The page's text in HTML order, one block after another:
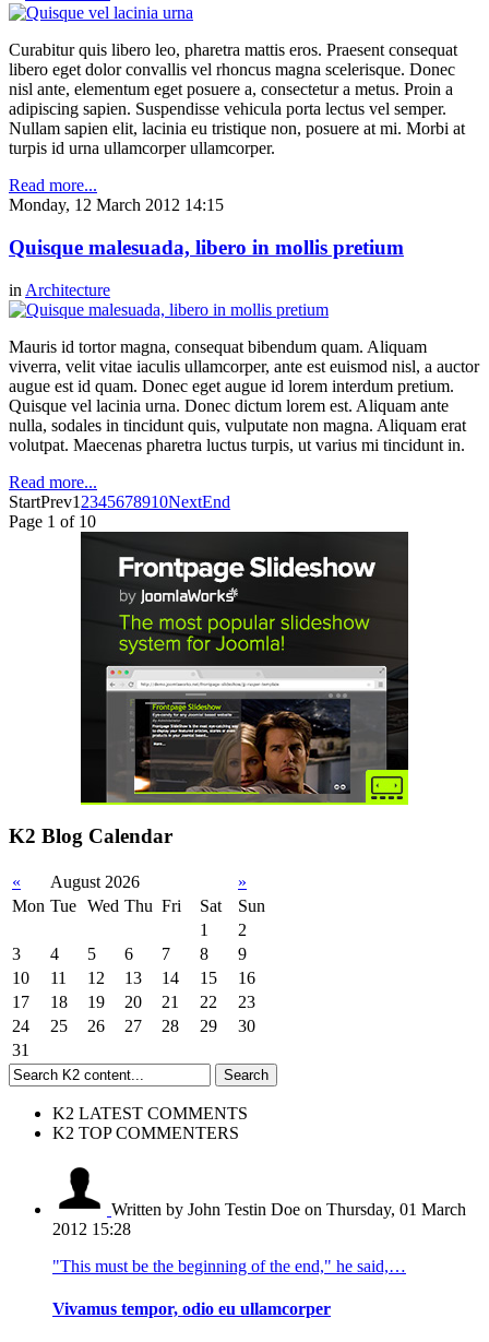
Curabitur quis libero leo, pharetra mattis eros. Praesent consequat
libero eget dolor convallis vel rhoncus magna scelerisque. Donec
nisl ante, elementum eget posuere a, consectetur a metus. Proin a
adipiscing sapien. Suspendisse vehicula porta lectus vel semper.
Nullam sapien elit, lacinia eu tristique non, posuere at mi. Morbi at
turpis id urna ullamcorper ullamcorper.
Read more...
Monday, 12 March 2012 14:15
Quisque malesuada, libero in mollis pretium
in Architecture
Mauris id tortor magna, consequat bibendum quam. Aliquam
viverra, velit vitae iaculis ullamcorper, ante est euismod nisl, a auctor
augue est id quam. Donec eget augue id lorem interdum pretium.
Quisque vel lacinia urna. Donec dictum lorem est. Aliquam ante
nulla, sodales in tincidunt quis, vulputate non magna. Aliquam erat
volutpat. Maecenas pharetra luctus turpis, ut varius mi tincidunt in.
Read more...
StartPrev1 2345678910NextEnd
Page 1 of 10
K2 Blog Calendar
« August 2026
»
Mon Tue Wed Thu Fri Sat
Sun
1
2
3
4 5 6 7 8
9
10
11 12 13 14 15
16
17
18 19 20 21 22
23
24
25 26 27 28 29
30
31
K2 LATEST COMMENTS
K2 TOP COMMENTERS
Written by John Testin Doe on Thursday, 01 March
2012 15:28
"This must be the beginning of the end," he said,…
Vivamus tempor, odio eu ullamcorper